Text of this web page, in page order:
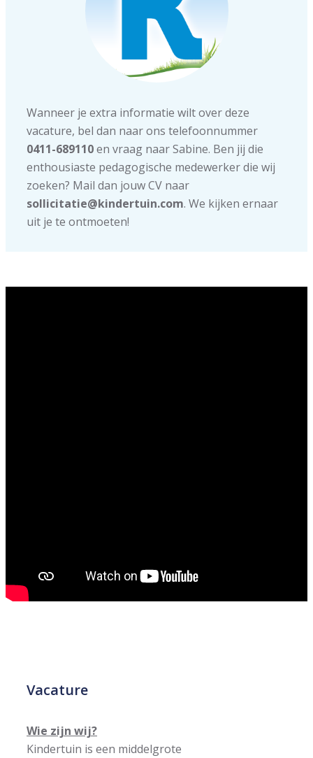
Wanneer je extra informatie wilt over deze
vacature, bel dan naar ons telefoonnummer
0411-689110en vraag naar Sabine. Ben jij die
enthousiaste pedagogische medewerker die wij
zoeken? Mail dan jouw CV naar
sollicitatie@kindertuin.com. We kijken ernaar
uit je te ontmoeten!
Vacature
Wie zijn wij?
Kindertuin is een middelgrote